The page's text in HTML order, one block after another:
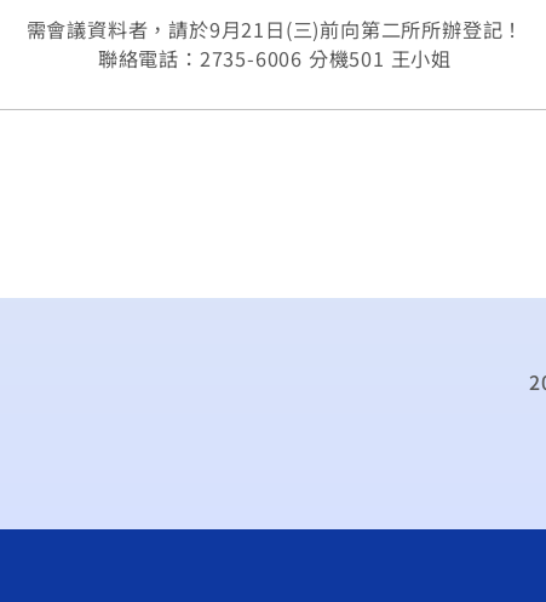
需會議資料者，請於9月21日(三)前向第二所所辦登記！
聯絡電話：2735-6006 分機501 王小姐